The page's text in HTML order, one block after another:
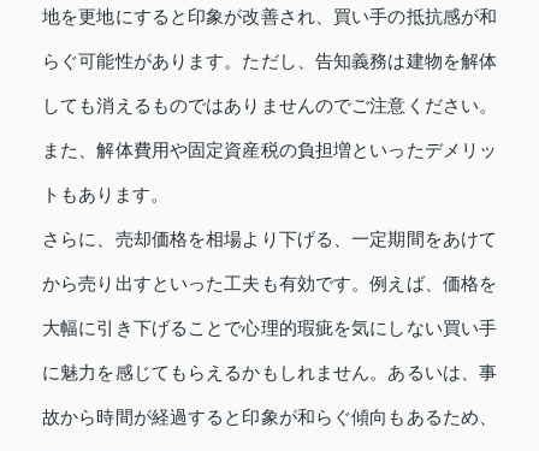
地を更地にすると印象が改善され、買い手の抵抗感が和
らぐ可能性があります。ただし、告知義務は建物を解体
しても消えるものではありませんのでご注意ください。
また、解体費用や固定資産税の負担増といったデメリッ
トもあります。
さらに、売却価格を相場より下げる、一定期間をあけて
から売り出すといった工夫も有効です。例えば、価格を
大幅に引き下げることで心理的瑕疵を気にしない買い手
に魅力を感じてもらえるかもしれません。あるいは、事
故から時間が経過すると印象が和らぐ傾向もあるため、